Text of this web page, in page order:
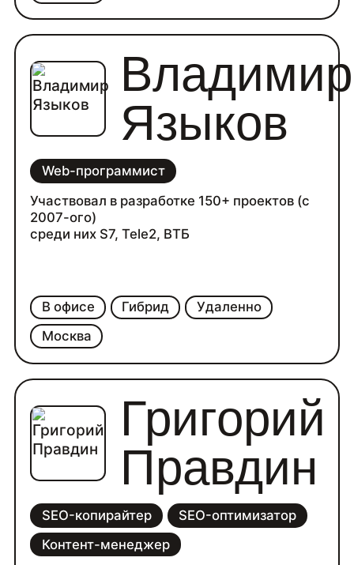
В офисе Гибрид
Удаленно
Москва
Владимир
Языков
Web-программист
Участвовал в разработке 150+ проектов (с
2007-ого)
среди них S7, Tele2, ВТБ
Григорий
Правдин
SEO-копирайтер
SEO-оптимизатор
Контент-менеджер